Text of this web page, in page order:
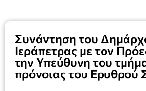
Συνάντηση του
Ιεράπετρας με τον
την Υπεύθυνη του
πρόνοιας του Ερυθρού